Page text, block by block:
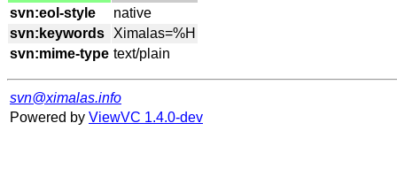
svn:eol-style
svn:keywords
svn:mime-type
svn@ximalas.info
Powered by ViewVC 1.4.0-dev